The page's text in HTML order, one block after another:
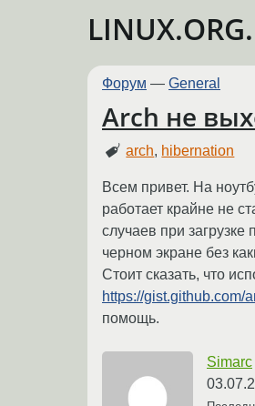
Форум — General
Arch не
arch, hibernation
Всем привет. На
работает крайне не
случаев при
черном экране без
Стоит сказать, что
https://gist.github.com/
помощь.
Simarc